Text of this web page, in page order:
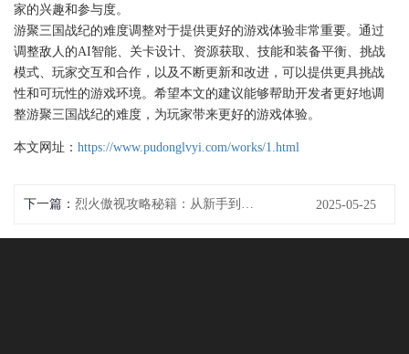
家的兴趣和参与度。
游聚三国战纪的难度调整对于提供更好的游戏体验非常重要。通过
调整敌人的AI智能、关卡设计、资源获取、技能和装备平衡、挑战
模式、玩家交互和合作，以及不断更新和改进，可以提供更具挑战
性和可玩性的游戏环境。希望本文的建议能够帮助开发者更好地调
整游聚三国战纪的难度，为玩家带来更好的游戏体验。
本文网址： https://www.pudonglvyi.com/works/1.html
下一篇： 2025-05-25